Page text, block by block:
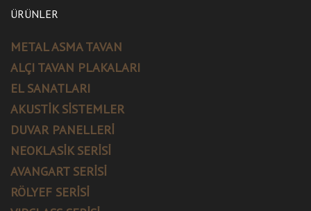
ÜRÜNLER
METAL ASMA TAVAN
ALÇI TAVAN PLAKALARI
EL SANATLARI
AKUSTİK SİSTEMLER
DUVAR PANELLERİ
NEOKLASİK SERİSİ
AVANGART SERİSİ
RÖLYEF SERİSİ